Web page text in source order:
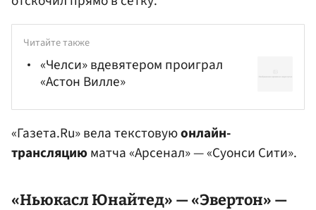
Читайте также
«Челси» вдевятером проиграл
«Астон Вилле»
«Газета.Ru» вела текстовуюонлайн-
трансляциюматча «Арсенал» — «Суонси Сити».
«Ньюкасл Юнайтед» — «Эвертон» —